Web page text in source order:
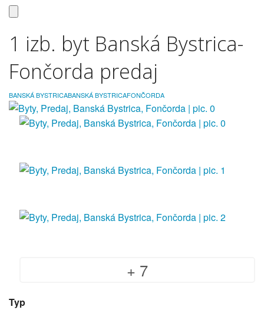
1 izb. byt Banská Bystrica-
Fončorda predaj
BANSKÁ BYSTRICABANSKÁ BYSTRICAFONČORDA
+ 7
Typ